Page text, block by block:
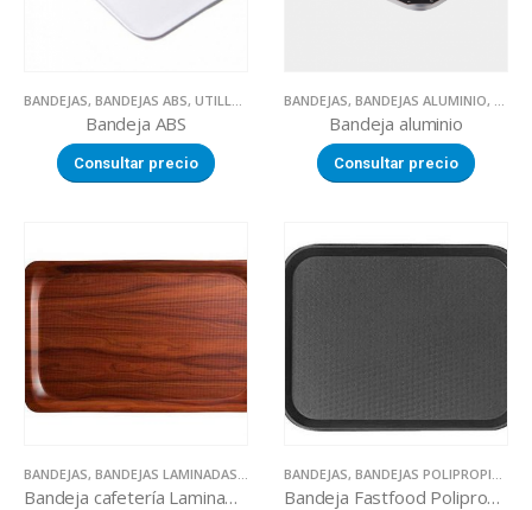
BANDEJAS, BANDEJAS ABS, UTILLAJE
Bandeja ABS
Consultar precio
BANDEJAS, BANDEJAS ALUMINIO,
Bandeja aluminio
Consultar precio
BANDEJAS, BANDEJAS LAMINADAS UTILLAJE
Bandeja cafetería Laminada negra
BANDEJAS, BANDEJAS POLIPROPILENO
Bandeja Fastfood Polipropileno negra